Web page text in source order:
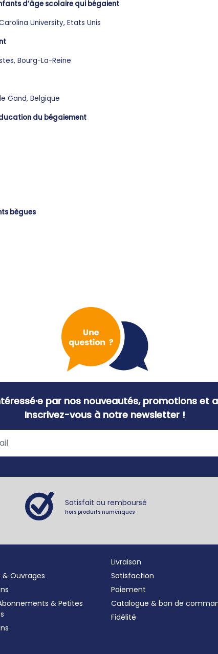
d’âge scolaire qui bégaient
University, Etats Unis
Bourg-La-Reine
Gand, Belgique
du bégaiement
bègues
par nos nouveautés, promotions et
Inscrivez-vous à notre newsletter !
Satisfait ou remboursé
hors produits numériques
& Ouvrages
Abonnements & Petites
Livraison
Satisfaction
Paiement
Catalogue & bon de
Fidélité